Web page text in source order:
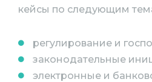
кейсы по следующим
регулирование и
законодательные
электронные и